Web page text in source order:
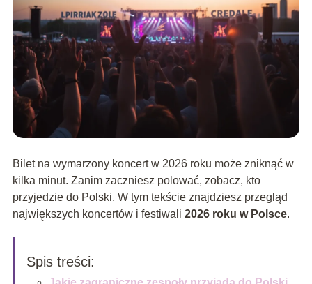
Bilet na wymarzony koncert w 2026 roku może zniknąć w
kilka minut. Zanim zaczniesz polować, zobacz, kto
przyjedzie do Polski. W tym tekście znajdziesz przegląd
największych koncertów i festiwali 2026 roku w Polsce.
Spis treści: